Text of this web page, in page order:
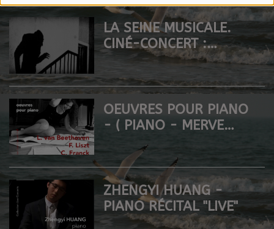
LA SEINE MUSICALE.
CINÉ-CONCERT :
NOSFERATU PAR JEAN
FRANÇOIS ZYGEL,
(MURNAU, 1921)
OEUVRES POUR PIANO
- ( PIANO - MERVE
MERSINLIGIL )
ZHENGYI HUANG -
PIANO RÉCITAL "LIVE"